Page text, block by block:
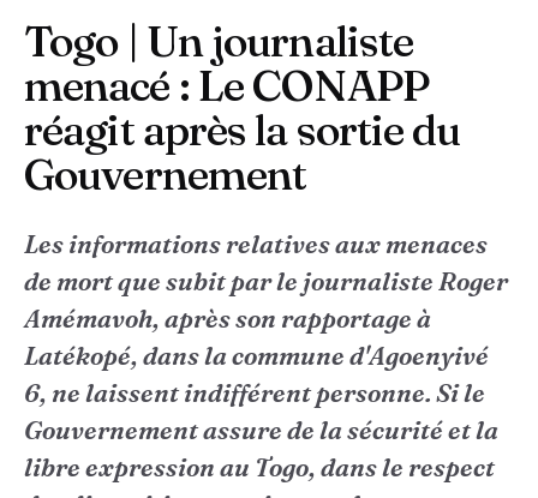
Togo | Un journaliste
menacé : Le CONAPP
réagit après la sortie du
Gouvernement
Les informations relatives aux menaces
de mort que subit par le journaliste Roger
Amémavoh, après son rapportage à
Latékopé, dans la commune d'Agoenyivé
6, ne laissent indifférent personne. Si le
Gouvernement assure de la sécurité et la
libre expression au Togo, dans le respect